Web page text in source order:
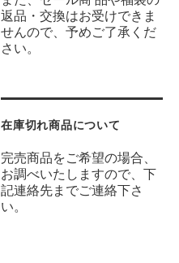
返品・交換はお受けできま
せんので、予めご了承くだ
さい。
在庫切れ商品について
完売商品をご希望の場合、
お調べいたしますので、下
記連絡先までご連絡下さ
い。